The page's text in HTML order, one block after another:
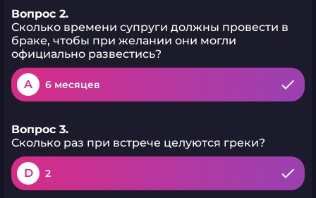
Вопрос 2.
Сколько времени супруги должны провести в
браке, чтобы при желании они могли
официально развестись?
A 6 месяцев
Вопрос 3.
Сколько раз при встрече целуются греки?
D 2